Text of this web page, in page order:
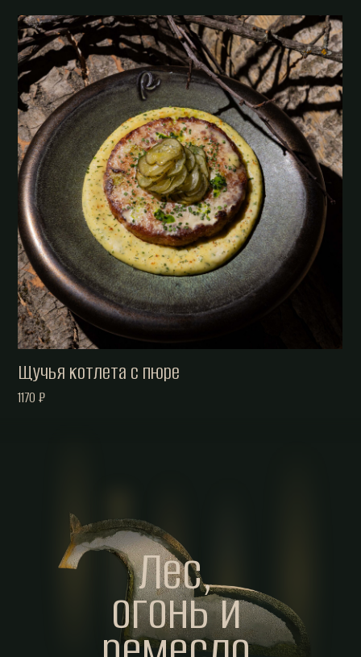
ВИННАЯ КАРТА
КОКТЕЙЛЬНАЯ КАРТА «ТОПОГРАФИЯ»
ОБЕДЕННОЕ МЕНЮ
Щучья котлета с пюре
1170 ₽
Лес,
огонь и